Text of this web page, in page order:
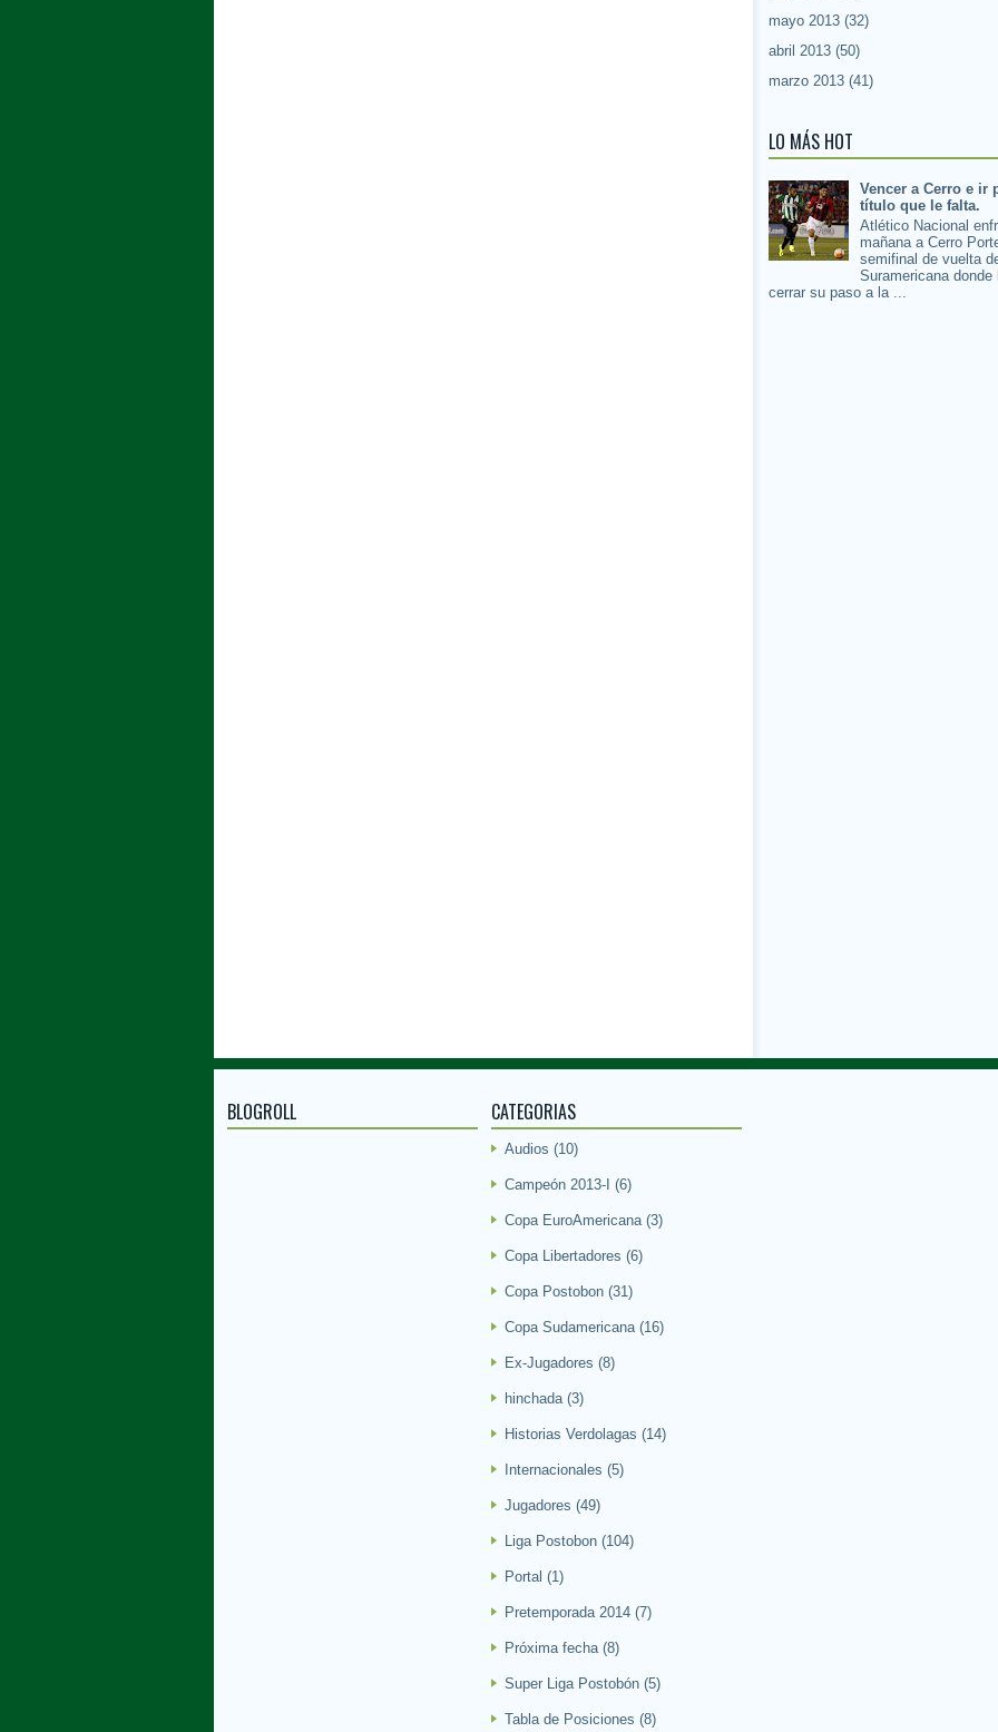
mayo 2013 (32)
abril 2013 (50)
marzo 2013 (41)
LO MÁS HOT
Vencer a Cerro e ir
título que le falta.
Atlético Nacional
mañana a Cerro
semifinal de vuelta
Suramericana donde
cerrar su paso a la ...
BLOGROLL CATEGORIAS
Audios (10)
Campeón 2013-I (6)
Copa EuroAmericana (3)
Copa Libertadores (6)
Copa Postobon (31)
Copa Sudamericana (16)
Ex-Jugadores (8)
hinchada (3)
Historias Verdolagas (14)
Internacionales (5)
Jugadores (49)
Liga Postobon (104)
Portal (1)
Pretemporada 2014 (7)
Próxima fecha (8)
Super Liga Postobón (5)
Tabla de Posiciones (8)